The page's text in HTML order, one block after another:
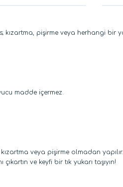
kızartma, pişirme veya herhangi bir
madde içermez.
veya pişirme olmadan
ve keyfi bir tık yukarı taşıyın!